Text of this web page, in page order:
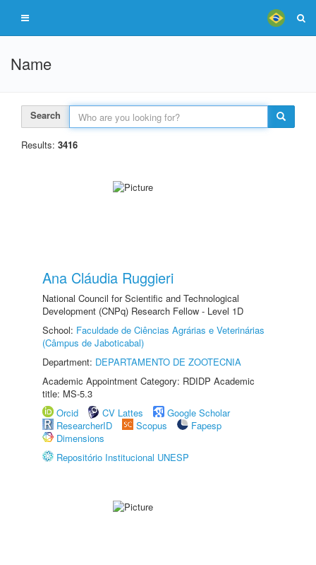
Name
Search
Results: 3416
Ana Cláudia Ruggieri
National Council for Scientific and Technological
Development (CNPq) Research Fellow - Level 1D
School: Faculdade de Ciências Agrárias e Veterinárias
(Câmpus de Jaboticabal)
Department: DEPARTAMENTO DE ZOOTECNIA
Academic Appointment Category: RDIDP Academic
title: MS-5.3
Orcid
CV Lattes
Google Scholar
ResearcherID
Scopus
Fapesp
Dimensions
Repositório Institucional UNESP